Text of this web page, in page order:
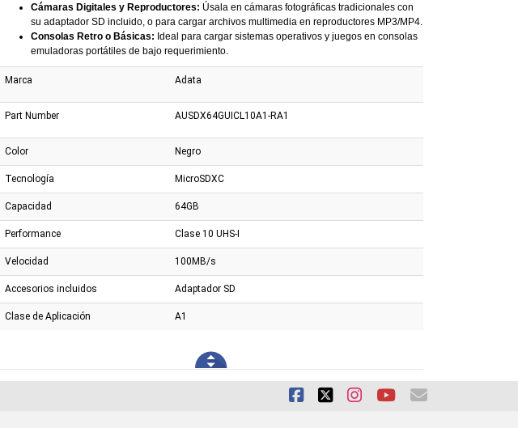
Ultimate Su650
Ssd Adata Ultimate Su650
Cámaras Digitales y Reproductores: Úsala en cámaras fotográficas tradicionales con
su adaptador SD incluido, o para cargar archivos multimedia en reproductores MP3/MP4.
Consolas Retro o Básicas: Ideal para cargar sistemas operativos y juegos en consolas
emuladoras portátiles de bajo requerimiento.
Marca Adata
Part Number AUSDX64GUICL10A1-RA1
Color Negro
Tecnología MicroSDXC
Capacidad 64GB
Performance Clase 10 UHS-I
Velocidad 100MB/s
Accesorios incluidos Adaptador SD
Clase de Aplicación A1